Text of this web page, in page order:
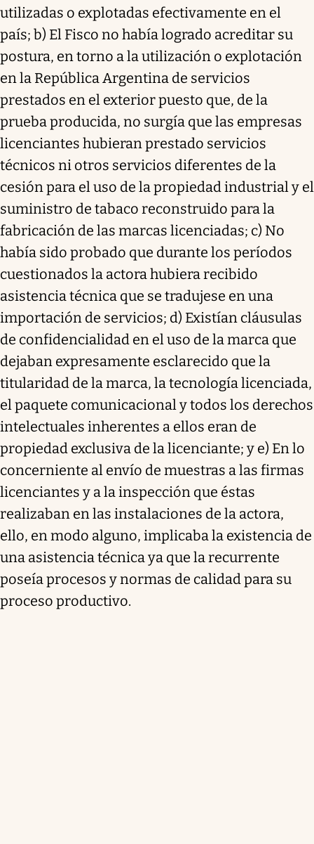
utilizadas o explotadas efectivamente en el
país; b) El Fisco no había logrado acreditar su
postura, en torno a la utilización o explotación
en la República Argentina de servicios
prestados en el exterior puesto que, de la
prueba producida, no surgía que las empresas
licenciantes hubieran prestado servicios
técnicos ni otros servicios diferentes de la
cesión para el uso de la propiedad industrial y el
suministro de tabaco reconstruido para la
fabricación de las marcas licenciadas; c) No
había sido probado que durante los períodos
cuestionados la actora hubiera recibido
asistencia técnica que se tradujese en una
importación de servicios; d) Existían cláusulas
de confidencialidad en el uso de la marca que
dejaban expresamente esclarecido que la
titularidad de la marca, la tecnología licenciada,
el paquete comunicacional y todos los derechos
intelectuales inherentes a ellos eran de
propiedad exclusiva de la licenciante; y e) En lo
concerniente al envío de muestras a las firmas
licenciantes y a la inspección que éstas
realizaban en las instalaciones de la actora,
ello, en modo alguno, implicaba la existencia de
una asistencia técnica ya que la recurrente
poseía procesos y normas de calidad para su
proceso productivo.